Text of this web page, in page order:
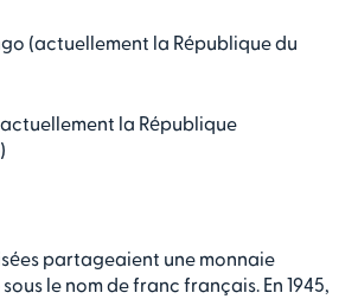
(actuellement la République du
la République
partageaient une monnaie
le nom de franc français. En 1945,